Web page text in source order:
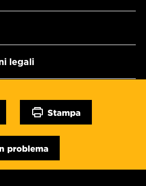
legali
Stampa
problema